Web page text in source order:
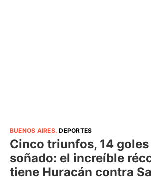
BUENOS AIRES.DEPORTES
Cinco triunfos, 14
soñado: el increíble
tiene Huracán contra